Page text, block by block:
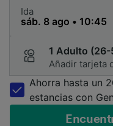
Ida
1 Adulto (26-
Añadir tarjeta
Ahorra hasta un
estancias con